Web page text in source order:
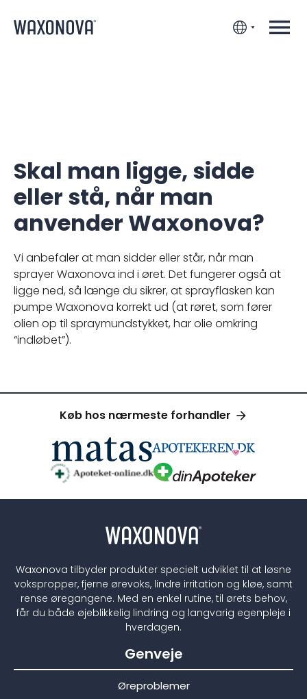
Skal man ligge, sidde
eller stå, når man
anvender Waxonova?
Vi anbefaler at man sidder eller står, når man
sprayer Waxonova ind i øret. Det fungerer også at
ligge ned, så længe du sikrer, at sprayflasken kan
pumpe Waxonova korrekt ud (at røret, som fører
olien op til spraymundstykket, har olie omkring
“indløbet”).
Køb hos nærmeste forhandler
Waxonova tilbyder produkter specielt udviklet til at løsne
vokspropper, fjerne ørevoks, lindre irritation og kløe, samt
rense øregangene. Med en enkel rutine, til ørets behov,
får du både øjeblikkelig lindring og langvarig egenpleje i
hverdagen.
Genveje
Øreproblemer